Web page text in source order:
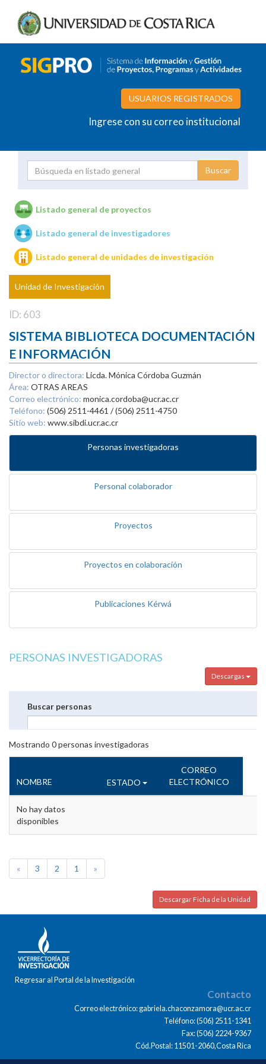
USUARIOS REGISTRADOS
Ingrese con su correo institucional
Unidades de investigación
Listado general de proyectos
Listado general de investigadores
Listado general de unidades de investigación
Unidad de Investigación
ID: 603
SISTEMA BIBLIOTECA DOCUMENTACIÓN
E INFORMACIÓN
Director o directora: Licda. Mónica Córdoba Guzmán
Área: OTRAS AREAS
Correo electrónico: monica.cordoba@ucr.ac.cr
Teléfono: (506) 2511-4461 / (506) 2511-4750
Sitio web: www.sibdi.ucr.ac.cr
Personas investigadoras
Personal colaborador
Proyectos
Proyectos en colaboración
Publicaciones Kérwá
PERSONAS INVESTIGADORAS
Descargas
Buscar personas
Mostrando 0personas investigadoras
NOMBRE ESTADO
CORREO
ELECTRÓNICO
No hay datos
disponibles
« 3 2 1 »
Descargar Ficha de la Unidad
Regresar al Portal de la Investigación
Contacto
Correo electrónico: gabriela.chaconzamora@ucr.ac.cr
Teléfono: (506) 2511-1341
Fax: (506) 2224-9367
Cód.Postal: 11501-2060,Costa Rica